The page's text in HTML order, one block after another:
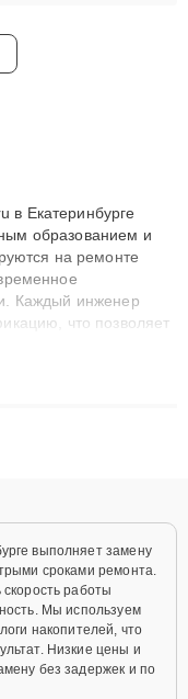
в Екатеринбурге
образованием и
на ремонте
Каждый инженер
что позволяет
Наши мастера
выполняет замену
сроками ремонта.
скорость работы
Мы используем
накопителей, что
Низкие цены и
без задержек и по